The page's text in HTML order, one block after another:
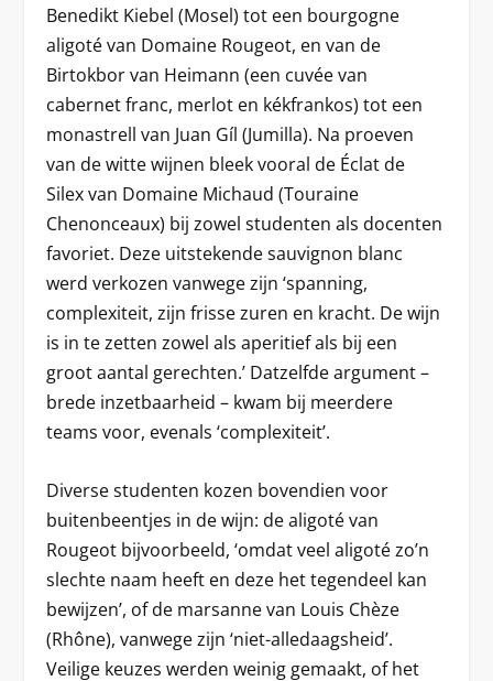
Benedikt Kiebel (Mosel) tot een bourgogne
aligoté van Domaine Rougeot, en van de
Birtokbor van Heimann (een cuvée van
cabernet franc, merlot en kékfrankos) tot een
monastrell van Juan Gíl (Jumilla). Na proeven
van de witte wijnen bleek vooral de Éclat de
Silex van Domaine Michaud (Touraine
Chenonceaux) bij zowel studenten als docenten
favoriet. Deze uitstekende sauvignon blanc
werd verkozen vanwege zijn ‘spanning,
complexiteit, zijn frisse zuren en kracht. De wijn
is in te zetten zowel als aperitief als bij een
groot aantal gerechten.’ Datzelfde argument –
brede inzetbaarheid – kwam bij meerdere
teams voor, evenals ‘complexiteit’.
Diverse studenten kozen bovendien voor
buitenbeentjes in de wijn: de aligoté van
Rougeot bijvoorbeeld, ‘omdat veel aligoté zo’n
slechte naam heeft en deze het tegendeel kan
bewijzen’, of de marsanne van Louis Chèze
(Rhône), vanwege zijn ‘niet-alledaagsheid’.
Veilige keuzes werden weinig gemaakt, of het